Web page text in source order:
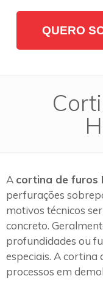
QUERO
A cortina de furos
perfurações
motivos técnicos
concreto.
profundidades ou
especiais. A cortina
processos em